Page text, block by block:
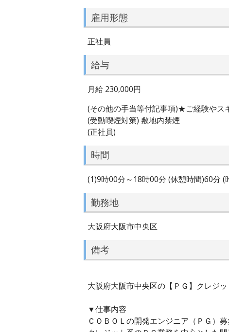
雇用形態
正社員
給与
月給 230,000円
(その他の手当等付記事項)★ご経験やス
(受動喫煙対策) 敷地内禁煙
(正社員)
時間
(1)9時00分～18時00分 (休憩時間)60分 (
勤務地
大阪府大阪市中央区
備考
大阪府大阪市中央区の【ＰＧ】クレジ
▼仕事内容
ＣＯＢＯＬの開発エンジニア（ＰＧ）募